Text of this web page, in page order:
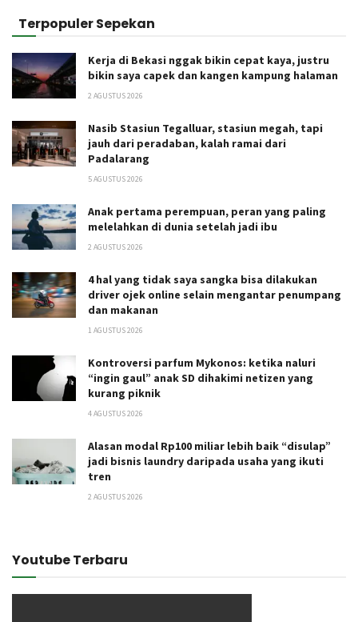
Terpopuler Sepekan
Kerja di Bekasi nggak bikin cepat kaya, justru
bikin saya capek dan kangen kampung halaman
2 AGUSTUS 2026
Nasib Stasiun Tegalluar, stasiun megah, tapi
jauh dari peradaban, kalah ramai dari
Padalarang
5 AGUSTUS 2026
Anak pertama perempuan, peran yang paling
melelahkan di dunia setelah jadi ibu
2 AGUSTUS 2026
4 hal yang tidak saya sangka bisa dilakukan
driver ojek online selain mengantar penumpang
dan makanan
1 AGUSTUS 2026
Kontroversi parfum Mykonos: ketika naluri
“ingin gaul” anak SD dihakimi netizen yang
kurang piknik
4 AGUSTUS 2026
Alasan modal Rp100 miliar lebih baik “disulap”
jadi bisnis laundry daripada usaha yang ikuti
tren
2 AGUSTUS 2026
Youtube Terbaru